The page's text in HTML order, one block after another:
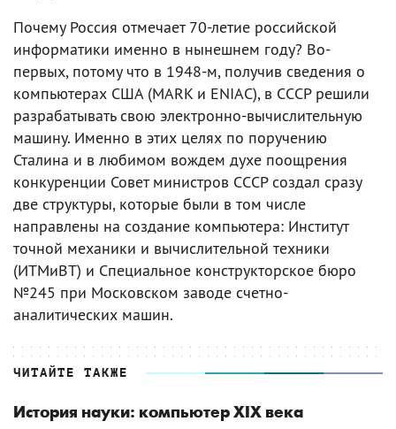
Почему Россия отмечает 70-летие российской
информатики именно в нынешнем году? Во-
первых, потому что в 1948-м, получив сведения о
компьютерах США (MARK и ENIAC), в СССР решили
разрабатывать свою электронно-вычислительную
машину. Именно в этих целях по поручению
Сталина и в любимом вождем духе поощрения
конкуренции Совет министров СССР создал сразу
две структуры, которые были в том числе
направлены на создание компьютера: Институт
точной механики и вычислительной техники
(ИТМиВТ) и Специальное конструкторское бюро
№245 при Московском заводе счетно-
аналитических машин.
ЧИТАЙТЕ ТАКЖЕ
История науки: компьютер XIX века